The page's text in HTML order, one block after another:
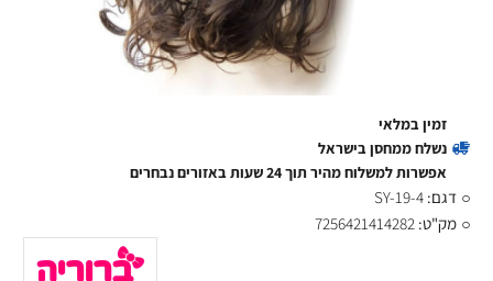
זמין במלאי
נשלח ממחסן בישראל
אפשרות למשלוח מהיר תוך 24 שעות באזורים נבחרים
דגם: SY-19-4
מק"ט: 7256421414282